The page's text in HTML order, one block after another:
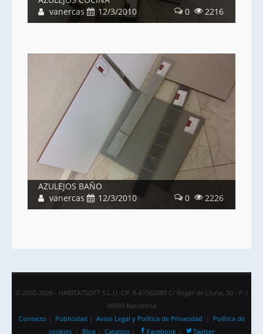
vanercas
12/3/2010 0 2216
AZULEJOS BAÑO
vanercas
12/3/2010 0 2226
© 2002-2026 - HABITATSOFT S.L.U. CIF B-61562088 C/ Roger de Lluria, 50 - P.1
08009 Barcelona
Contacto
Publicidad Aviso Legal y Política de Privacidad
Política de
cookies
Blog Catastro Facebook Twitter